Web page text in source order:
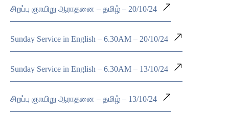
சிறப்பு ஞாயிறு ஆராதனை – தமிழ் – 20/10/24
Sunday Service in English – 6.30AM – 20/10/24
Sunday Service in English – 6.30AM – 13/10/24
சிறப்பு ஞாயிறு ஆராதனை – தமிழ் – 13/10/24